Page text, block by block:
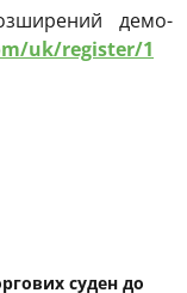
демо-
uk/register/1
суден до